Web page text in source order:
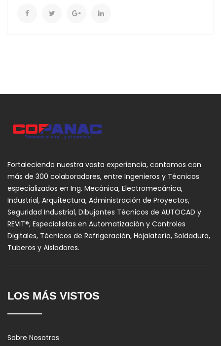
Fortaleciendo nuestra vasta experiencia, contamos con
más de 300 colaboradores, entre Ingenieros y Técnicos
especializados en Ing. Mecánica, Electromecánica,
Industrial, Arquitectura, Administración de Proyectos,
Seguridad Industrial, Dibujantes Técnicos de AUTOCAD y
REVIT®, Especialistas en Automatización y Controles
Digitales, Técnicos de Refrigeración, Hojalatería, Soldadura,
Tuberos y Aisladores.
LOS MÁS VISTOS
Sobre Nosotros